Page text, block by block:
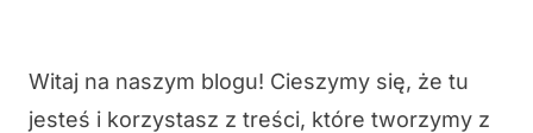
Witaj na naszym blogu! Cieszymy się, że tu
jesteś i korzystasz z treści, które tworzymy z